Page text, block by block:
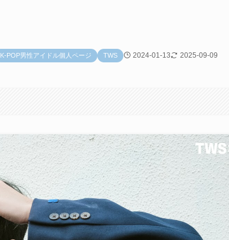
K-POP男性アイドル個人ページ TWS 2024-01-13
2025-09-09